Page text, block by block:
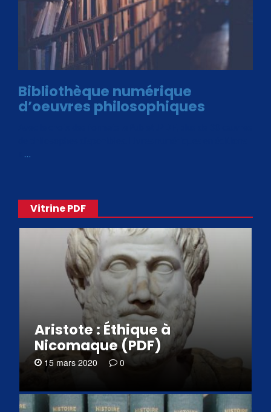
Bibliothèque numérique
d’oeuvres philosophiques
…
Vitrine PDF
Aristote : Éthique à
Nicomaque (PDF)
15 mars 2020 0